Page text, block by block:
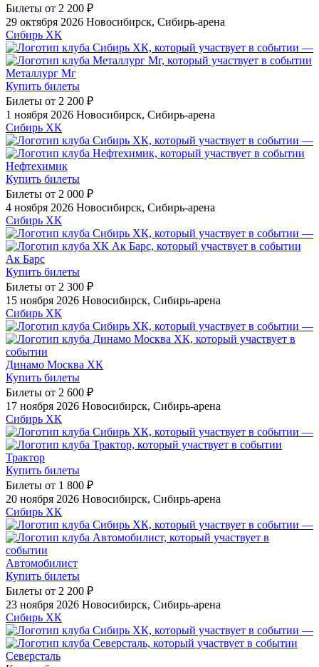
Билеты от 2 200 ₽
29 октября 2026 Новосибирск, Сибирь-арена
Сибирь ХК
—
Металлург Мг
Купить билеты
Билеты от 2 200 ₽
1 ноября 2026 Новосибирск, Сибирь-арена
Сибирь ХК
—
Нефтехимик
Купить билеты
Билеты от 2 000 ₽
4 ноября 2026 Новосибирск, Сибирь-арена
Сибирь ХК
—
Ак Барс
Купить билеты
Билеты от 2 300 ₽
15 ноября 2026 Новосибирск, Сибирь-арена
Сибирь ХК
—
Динамо Москва ХК
Купить билеты
Билеты от 2 600 ₽
17 ноября 2026 Новосибирск, Сибирь-арена
Сибирь ХК
—
Трактор
Купить билеты
Билеты от 1 800 ₽
20 ноября 2026 Новосибирск, Сибирь-арена
Сибирь ХК
—
Автомобилист
Купить билеты
Билеты от 2 200 ₽
23 ноября 2026 Новосибирск, Сибирь-арена
Сибирь ХК
—
Северсталь